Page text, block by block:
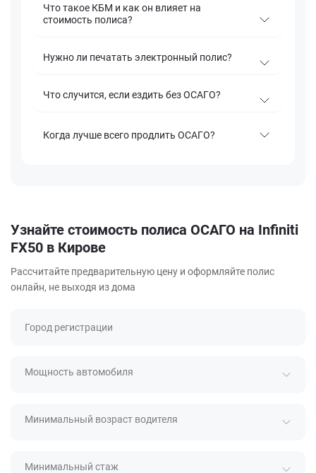
Что такое КБМ и как он влияет на
стоимость полиса?
Нужно ли печатать электронный полис?
Что случится, если ездить без ОСАГО?
Когда лучше всего продлить ОСАГО?
Узнайте стоимость полиса ОСАГО на Infiniti
FX50 в Кирове
Рассчитайте предварительную цену и оформляйте полис
онлайн, не выходя из дома
Город регистрации
Мощность автомобиля
Минимальный возраст водителя
Минимальный стаж